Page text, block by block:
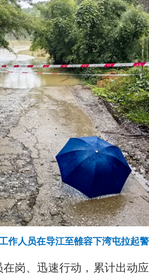
作人员在导江至雒容下湾屯拉起
岗、迅速行动，累计出动